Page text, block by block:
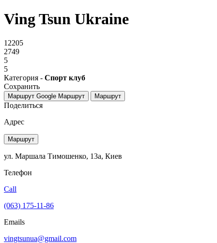
Ving Tsun Ukraine
12205
2749
5
5
Категория - Спорт клуб
Сохранить
Маршрут Google Маршрут Маршрут
Поделиться
Адрес
Маршрут
ул. Маршала Тимошенко, 13а, Киев
Телефон
Call
(063) 175-11-86
Emails
vingtsunua@gmail.com